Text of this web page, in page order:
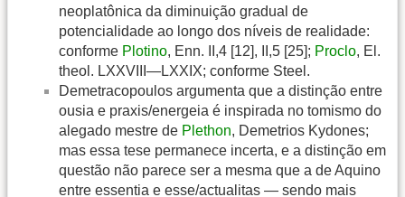
neoplatônica da diminuição gradual de
potencialidade ao longo dos níveis de realidade:
conforme Plotino, Enn. II,4 [12], II,5 [25]; Proclo, El.
theol. LXXVIII—LXXIX; conforme Steel.
Demetracopoulos argumenta que a distinção entre
ousia e praxis/energeia é inspirada no tomismo do
alegado mestre de Plethon, Demetrios Kydones;
mas essa tese permanece incerta, e a distinção em
questão não parece ser a mesma que a de Aquino
entre essentia e esse/actualitas — sendo mais